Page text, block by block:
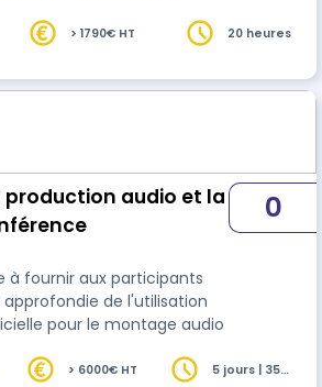
numériques, explorez les
date de mise
France est le 18 octobre
> 1790€ HT 20 heures
production audio et la
fournir aux participants
de l'utilisation
pour le montage audio
0
> 6000€ HT
5 jours | 35